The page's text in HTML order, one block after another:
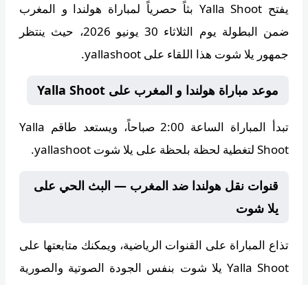
يفتح Yalla Shoot بثاً حصرياً لمباراة هولندا و المغرب
ضمن البطولة يوم الثلاثاء 30 يونيو 2026، حيث ينتظر
جمهور يلا شوت هذا اللقاء على yallashoot.
موعد مباراة هولندا و المغرب على Yalla Shoot
تبدأ المباراة الساعة 2:00 صباحاً ، ويستعد طاقم Yalla
Shoot لتغطية لحظة بلحظة على يلا شوت yallashoot.
قنوات نقل هولندا ضد المغرب — البث الحي على
يلا شوت
تذاع المباراة على القنوات الرياضية، ويمكنك متابعتها على
Yalla Shoot يلا شوت
بنفس الجودة الصوتية والصورية